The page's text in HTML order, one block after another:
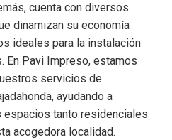
cuenta con diversos
dinamizan su economía
ideales para la instalación
En Pavi Impreso, estamos
servicios de
ayudando a
espacios tanto residenciales
acogedora localidad.